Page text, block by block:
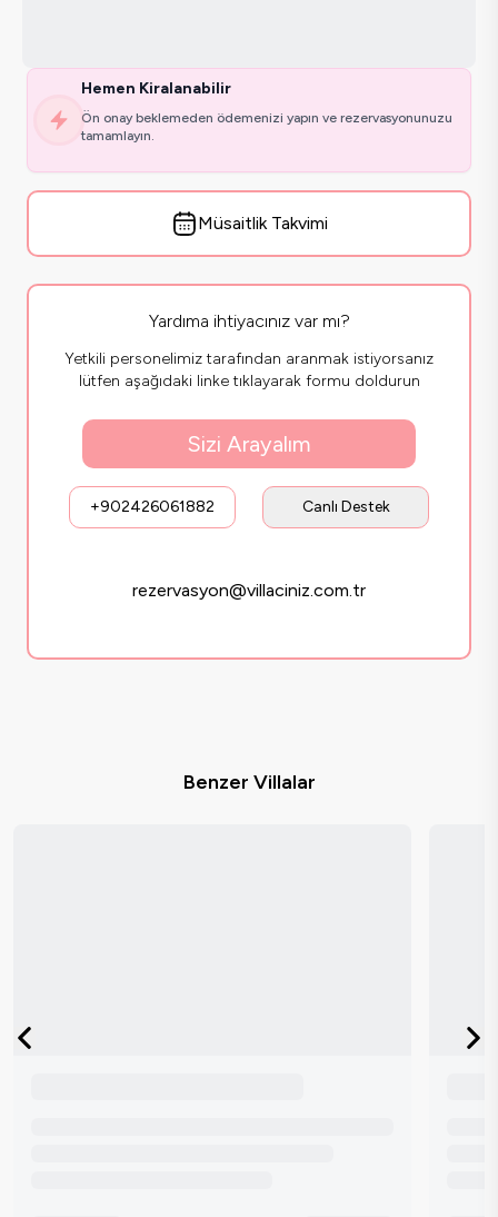
Hemen Kiralanabilir
Ön onay beklemeden ödemenizi yapın ve rezervasyonunuzu
tamamlayın.
Müsaitlik Takvimi
Yardıma ihtiyacınız var mı?
Yetkili personelimiz tarafından aranmak istiyorsanız
lütfen aşağıdaki linke tıklayarak formu doldurun
Sizi Arayalım
+902426061882 Canlı Destek
rezervasyon@villaciniz.com.tr
Benzer Villalar